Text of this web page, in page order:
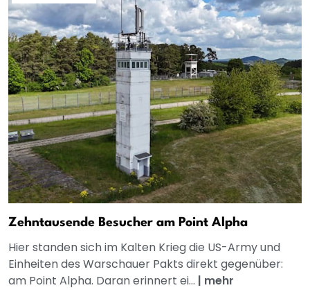
Zehntausende Besucher am Point Alpha
Hier standen sich im Kalten Krieg die US-Army und
Einheiten des Warschauer Pakts direkt gegenüber:
am Point Alpha. Daran erinnert ei... | mehr